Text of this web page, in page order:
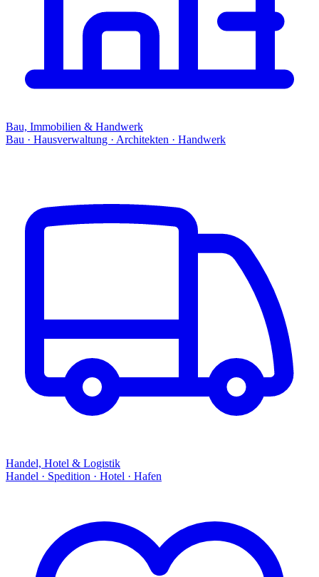
Bau, Immobilien & Handwerk
Bau · Hausverwaltung · Architekten · Handwerk
Handel, Hotel & Logistik
Handel · Spedition · Hotel · Hafen